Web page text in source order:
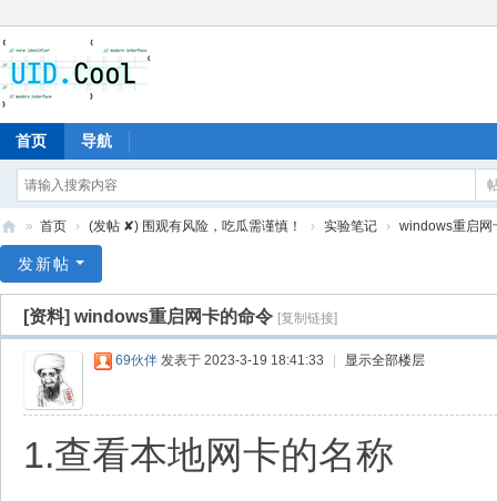
首页 导航
爱
» 首页 › (发帖 ✘) 围观有风险，吃瓜需谨慎！ › 实验笔记 › windows重启网
发新帖
[资料] windows重启网卡的命令 [复制链接]
69伙伴 发表于 2023-3-19 18:41:33 显示全部楼层
1.查看本地网卡的名称